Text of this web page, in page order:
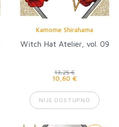
Kamome Shirahama
Witch Hat Atelier, vol. 09
13,25 €
10,60 €
NIJE DOSTUPNO